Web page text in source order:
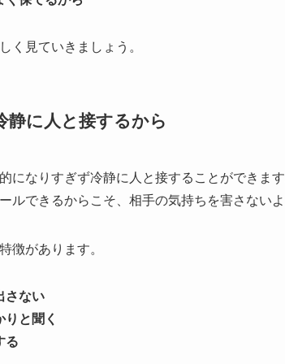
く見ていきましょう。
静に人と接するから
になりすぎず冷静に人と接することができます
ルできるからこそ、相手の気持ちを害さない
徴があります。
さない
と聞く
る